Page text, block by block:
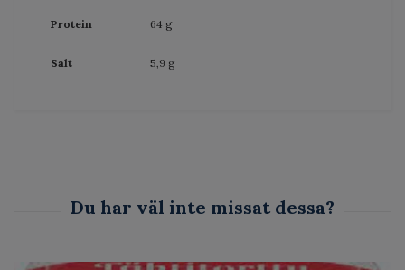
Protein 64 g
Salt 5,9 g